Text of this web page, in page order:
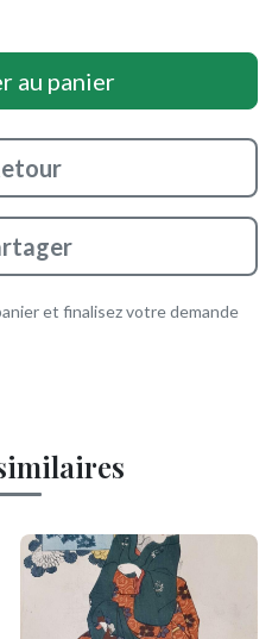
au panier
et finalisez votre demande